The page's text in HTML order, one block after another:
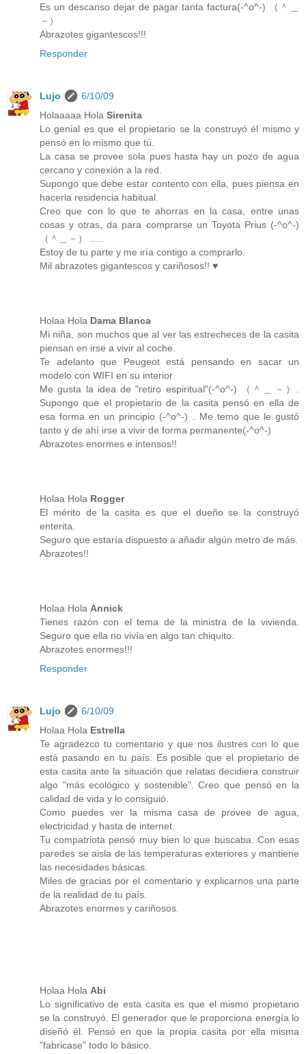
Es un descanso dejar de pagar tanta factura(-^o^-) （＾＿
－）
Abrazotes gigantescos!!!
Responder
Lujo
6/10/09
Holaaaaa Hola Sirenita
Lo genial es que el propietario se la construyó él mismo y
pensó en lo mismo que tú.
La casa se provee sola pues hasta hay un pozo de agua
cercano y conexión a la red.
Supongo que debe estar contento con ella, pues piensa en
hacerla residencia habitual.
Creo que con lo que te ahorras en la casa, entre unas
cosas y otras, da para comprarse un Toyota Prius (-^o^-)
（＾＿－） .....
Estoy de tu parte y me iría contigo a comprarlo.
Mil abrazotes gigantescos y cariñosos!! ♥
Holaa Hola Dama Blanca
Mi niña, son muchos que al ver las estrecheces de la casita
piensan en irse a vivir al coche.
Te adelanto que Peugeot está pensando en sacar un
modelo con WIFI en su interior.
Me gusta la idea de "retiro espiritual"(-^o^-) （＾＿－）.
Supongo que el propietario de la casita pensó en ella de
esa forma en un principio (-^o^-) . Me temo que le gustó
tanto y de ahí irse a vivir de forma permanente(-^o^-)
Abrazotes enormes e intensos!!
Holaa Hola Rogger
El mérito de la casita es que el dueño se la construyó
enterita.
Seguro que estaría dispuesto a añadir algún metro de más.
Abrazotes!!
Holaa Hola Annick
Tienes razón con el tema de la ministra de la vivienda.
Seguro que ella no vivía en algo tan chiquito.
Abrazotes enormes!!!
Responder
Lujo
6/10/09
Holaa Hola Estrella
Te agradezco tu comentario y que nos ilustres con lo que
está pasando en tu país. Es posible que el propietario de
esta casita ante la situación que relatas decidiera construir
algo "más ecológico y sostenible". Creo que pensó en la
calidad de vida y lo consiguió.
Como puedes ver la misma casa de provee de agua,
electricidad y hasta de internet.
Tu compatriota pensó muy bien lo que buscaba. Con esas
paredes se aisla de las temperaturas exteriores y mantiene
las necesidades básicas.
Miles de gracias por el comentario y explicarnos una parte
de la realidad de tu país.
Abrazotes enormes y cariñosos.
Holaa Hola Abi
Lo significativo de esta casita es que el mismo propietario
se la construyó. El generador que le proporciona energía lo
diseñó él. Pensó en que la propia casita por ella misma
"fabricase" todo lo básico.